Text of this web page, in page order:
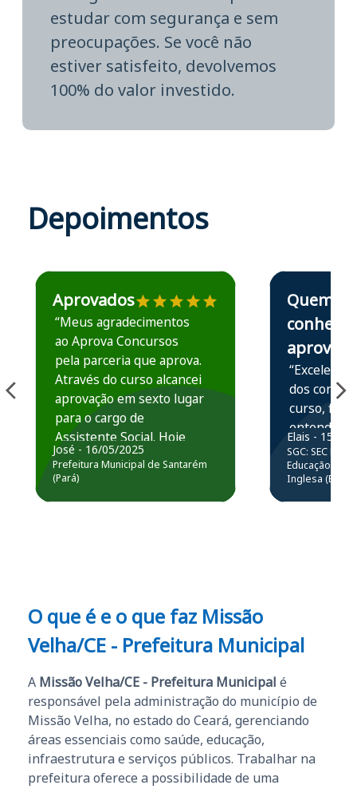
estudar com segurança e sem
preocupações. Se você não
estiver satisfeito, devolvemos
100% do valor investido.
Depoimentos
Estudante José recomenda o Aprova Concursos em
Aprovados
“Meus agradecimentos
ao Aprova Concursos
pela parceria que aprova.
Através do curso alcancei
aprovação em sexto lugar
para o cargo de
Assistente Social. Hoje
estou atuando na
Prefeitura de Santarém.
José - 16/05/2025
Prefeitura Municipal de Santarém
(Pará)
Estudante Elais
Quem
conhece,
aprova
“Excelente
dos
curso,
entender e
prática
resolução
questões.”
Elais - 15/07/
SGC: SEC BA
Educação
Inglesa (Edital
O que é e o que faz Missão
Velha/CE - Prefeitura Municipal
A Missão Velha/CE - Prefeitura Municipal é
responsável pela administração do município de
Missão Velha, no estado do Ceará, gerenciando
áreas essenciais como saúde, educação,
infraestrutura e serviços públicos. Trabalhar na
prefeitura oferece a possibilidade de uma